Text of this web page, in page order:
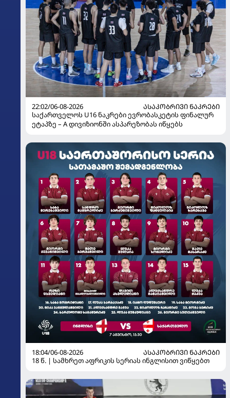
22:02/06-08-2026
ᲐᲡᲐᲙᲝᲑᲠᲘᲕᲘ ᲜᲐᲙᲠᲔᲑᲘ
საქართველოს U16 ნაკრები ევრობასკეტის ფინალურ
ეტაპზე – A დივიზიონში ასპარეზობას იწყებს
18:04/06-08-2026
ᲐᲡᲐᲙᲝᲑᲠᲘᲕᲘ ᲜᲐᲙᲠᲔᲑᲘ
18 წ. | სამხრეთ აფრიკის სერიას ინგლისით ვიწყებთ